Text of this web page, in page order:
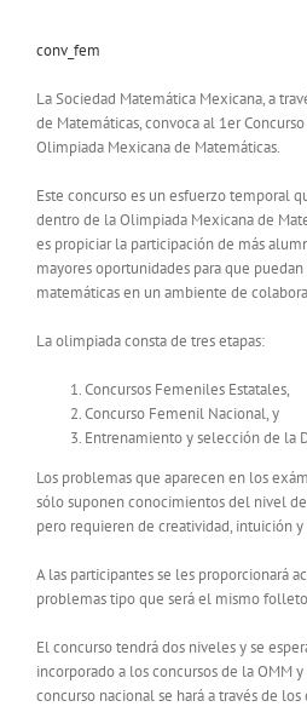
conv_fem
La Sociedad Matemática Mexicana, a
de Matemáticas, convoca al 1er
Olimpiada Mexicana de Matemáticas.
Este concurso es un esfuerzo temporal
dentro de la Olimpiada Mexicana de
es propiciar la participación de más
mayores oportunidades para que
matemáticas en un ambiente de
La olimpiada consta de tres etapas:
Concursos Femeniles Estatales,
Concurso Femenil Nacional, y
Entrenamiento y selección de la
Los problemas que aparecen en los
sólo suponen conocimientos del nivel
pero requieren de creatividad, intuición
A las participantes se les proporcionará
problemas tipo que será el mismo
El concurso tendrá dos niveles y se
incorporado a los concursos de la OMM
concurso nacional se hará a través de